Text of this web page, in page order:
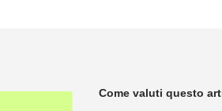
Come valuti questo